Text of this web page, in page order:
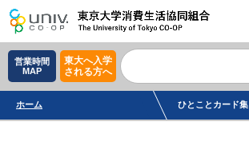
営業時間
MAP
東大へ入学
される方へ
ホーム ひとことカード集